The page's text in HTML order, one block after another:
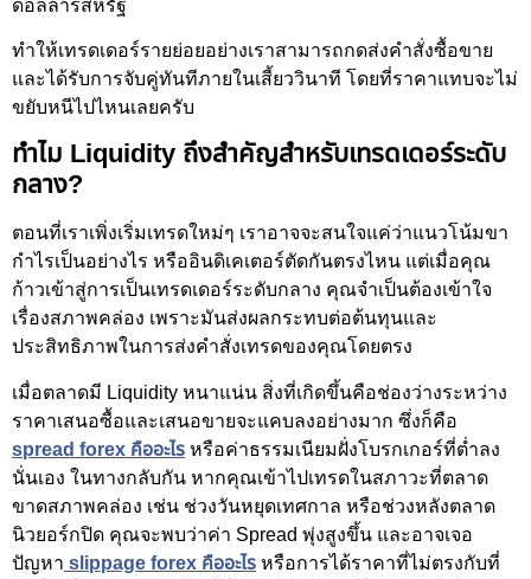
ดอลลาร์สหรัฐ
ทำให้เทรดเดอร์รายย่อยอย่างเราสามารถกดส่งคำสั่งซื้อขาย
และได้รับการจับคู่ทันทีภายในเสี้ยววินาที โดยที่ราคาแทบจะไม่
ขยับหนีไปไหนเลยครับ
ทำไม Liquidity ถึงสำคัญสำหรับเทรดเดอร์ระดับ
กลาง?
ตอนที่เราเพิ่งเริ่มเทรดใหม่ๆ เราอาจจะสนใจแค่ว่าแนวโน้มขา
กำไรเป็นอย่างไร หรืออินดิเคเตอร์ตัดกันตรงไหน แต่เมื่อคุณ
ก้าวเข้าสู่การเป็นเทรดเดอร์ระดับกลาง คุณจำเป็นต้องเข้าใจ
เรื่องสภาพคล่อง เพราะมันส่งผลกระทบต่อต้นทุนและ
ประสิทธิภาพในการส่งคำสั่งเทรดของคุณโดยตรง
เมื่อตลาดมี Liquidity หนาแน่น สิ่งที่เกิดขึ้นคือช่องว่างระหว่าง
ราคาเสนอซื้อและเสนอขายจะแคบลงอย่างมาก ซึ่งก็คือ
spread forex คืออะไร หรือค่าธรรมเนียมฝั่งโบรกเกอร์ที่ต่ำลง
นั่นเอง ในทางกลับกัน หากคุณเข้าไปเทรดในสภาวะที่ตลาด
ขาดสภาพคล่อง เช่น ช่วงวันหยุดเทศกาล หรือช่วงหลังตลาด
นิวยอร์กปิด คุณจะพบว่าค่า Spread พุ่งสูงขึ้น และอาจเจอ
ปัญหา slippage forex คืออะไร หรือการได้ราคาที่ไม่ตรงกับที่